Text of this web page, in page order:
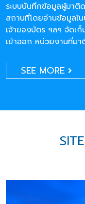
ระบบบันทึกข้อมูลผู้มาติ
สถานที่โดยอ่านข้อมูลใ
เจ้าของบัตร ฯลฯ จัดเ
เข้าออก หน่วยงานที่มา
SEE MORE